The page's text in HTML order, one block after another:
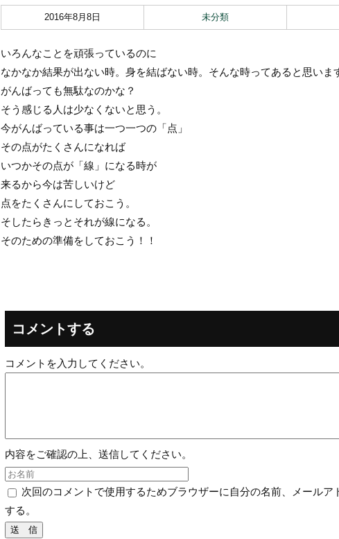
2016年8月8日 未分類
いろんなことを頑張っているのに
なかなか結果が出ない時。身を結ばない時。そんな時ってあると思いま
がんばっても無駄なのかな？
そう感じる人は少なくないと思う。
今がんばっている事は一つ一つの「点」
その点がたくさんになれば
いつかその点が「線」になる時が
来るから今は苦しいけど
点をたくさんにしておこう。
そしたらきっとそれが線になる。
そのための準備をしておこう！！
コメントする
コメントを入力してください。
内容をご確認の上、送信してください。
次回のコメントで使用するためブラウザーに自分の名前、メールア
する。